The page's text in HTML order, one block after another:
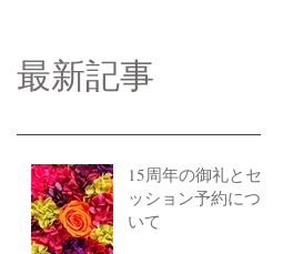
最新記事
15周年の御礼とセ
ッション予約につ
いて